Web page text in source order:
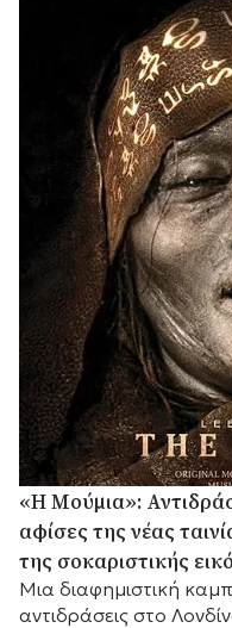
«Η Μούμια»:
αφίσες της νέας
της σοκαριστικής
Μια διαφημιστική
αντιδράσεις στο